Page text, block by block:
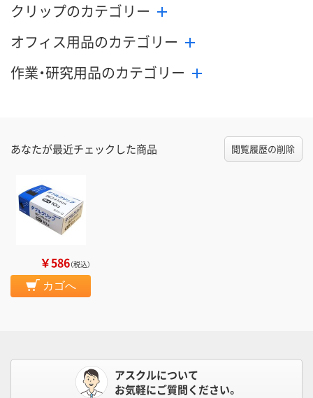
クリップのカテゴリー
オフィス用品のカテゴリー
作業・研究用品のカテゴリー
あなたが最近チェックした商品 閲覧履歴の削除
￥586（税込）
カゴへ
アスクルについて
お気軽にご質問ください。